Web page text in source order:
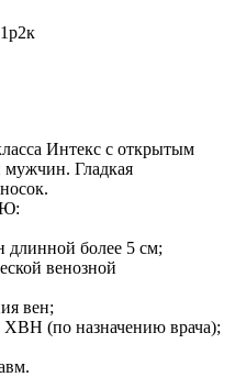
Интекс с открытым
Гладкая
длинной более 5 см;
венозной
вен;
ХВН (по назначению врача);